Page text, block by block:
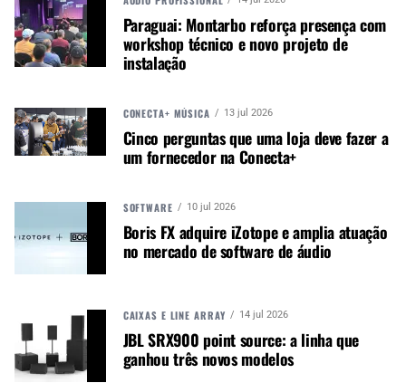
laterais e traseiros, melhorando o isolamento da
fonte sonora desejada
Opera com bateria ou alimentação fantasma
Paraguai: Montarbo reforça presença com
workshop técnico e novo projeto de
instalação
CONECTA+ MÚSICA 13 jul 2026
Cinco perguntas que uma loja deve fazer a
um fornecedor na Conecta+
SOFTWARE 10 jul 2026
Boris FX adquire iZotope e amplia atuação
no mercado de software de áudio
CAIXAS E LINE ARRAY 14 jul 2026
JBL SRX900 point source: a linha que
ganhou três novos modelos